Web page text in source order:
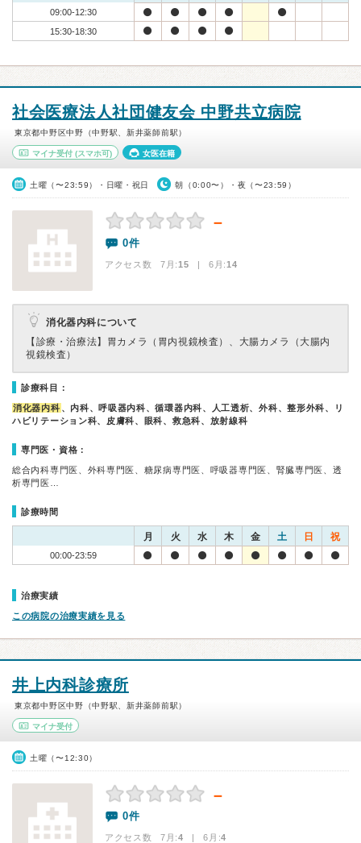
09:00-12:30
15:30-18:30
社会医療法人社団健友会 中野共立病院
東京都中野区中野（中野駅、新井薬師前駅）
マイナ受付 (スマホ可) 女医在籍
土曜（〜23:59）・日曜・祝日 朝（0:00〜）・夜（〜23:59）
－
0件
アクセス数 7月:15 | 6月:14
消化器内科について
【診療・治療法】 胃カメラ（胃内視鏡検査）、大腸カメラ（大腸内
視鏡検査）
診療科目：
消化器内科 、内科、呼吸器内科、循環器内科、人工透析、外科、整形外科、リ
ハビリテーション科、皮膚科、眼科、救急科、放射線科
専門医・資格：
総合内科専門医、外科専門医、糖尿病専門医、呼吸器専門医、腎臓専門医、透
析専門医…
診療時間
月 火 水 木 金 土 日 祝
00:00-23:59
治療実績
この病院の治療実績を見る
井上内科診療所
東京都中野区中野（中野駅、新井薬師前駅）
マイナ受付
土曜（〜12:30）
－
0件
アクセス数 7月:4 | 6月:4